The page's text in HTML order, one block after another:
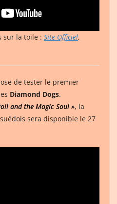
sur la toile : Site Officiel,
de tester le premier
Diamond Dogs.
and the Magic Soul », la
sera disponible le 27